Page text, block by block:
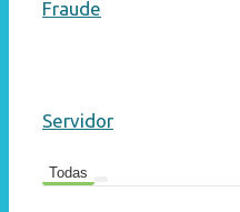
Fraude
Servidor
Todas